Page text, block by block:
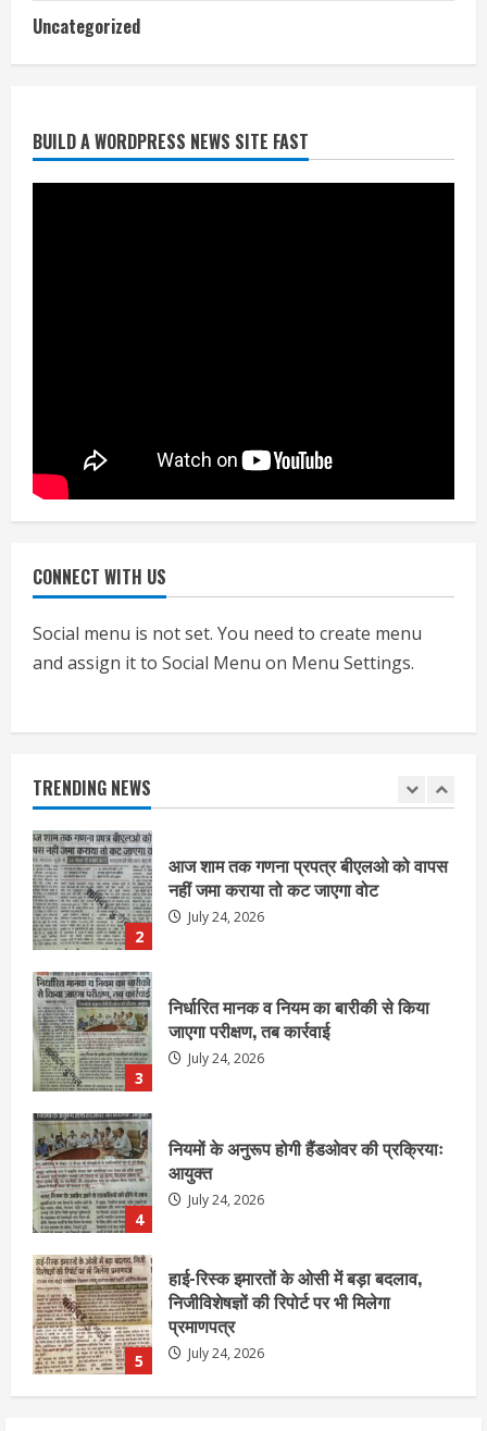
Uncategorized
BUILD A WORDPRESS NEWS SITE FAST
CONNECT WITH US
Social menu is not set. You need to create menu
and assign it to Social Menu on Menu Settings.
TRENDING NEWS
July 24, 2026
निर्धारित मानक व नियम का बारीकी से किया
जाएगा परीक्षण, तब कार्रवाई
निजीविशेषज्ञों की रिपोर्ट पर भी मिलेगा
July 24, 2026
1
एचईआरसी के अध्यक्ष नंद लाल का निधन
2
3
निर्धारित मानक व नियम का बारीकी से किया
जाएगा परीक्षण, तब कार्रवाई
July 24, 2026
4
नियमों के अनुरूप होगी हैंडओवर की प्रक्रियाः
आयुक्त
July 24, 2026
5
हाई-रिस्क इमारतों के ओसी में बड़ा बदलाव,
निजीविशेषज्ञों की रिपोर्ट पर भी मिलेगा
प्रमाणपत्र
July 24, 2026
1
एचईआरसी के अध्यक्ष नंद लाल का निधन
July 24, 2026